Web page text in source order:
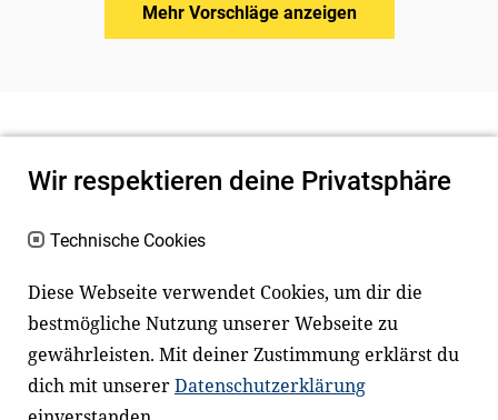
Mehr Vorschläge anzeigen
Newsletter
Facebook LinkedIn
Wir respektieren deine Privatsphäre
Technische Cookies
Diese Webseite verwendet Cookies, um dir die
bestmögliche Nutzung unserer Webseite zu
gewährleisten. Mit deiner Zustimmung erklärst du
dich mit unsererDatenschutzerklärung